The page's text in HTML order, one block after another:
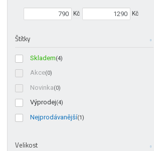
Min. hodnota Kč Max. hodnota Kč
Štítky
Skladem(4)
Akce(0)
Novinka(0)
Výprodej(4)
Nejprodávanější(1)
Velikost